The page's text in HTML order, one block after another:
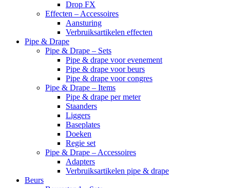
Drop FX
Effecten – Accessoires
Aansturing
Verbruiksartikelen effecten
Pipe & Drape
Pipe & Drape – Sets
Pipe & drape voor evenement
Pipe & drape voor beurs
Pipe & drape voor congres
Pipe & Drape – Items
Pipe & drape per meter
Staanders
Liggers
Baseplates
Doeken
Regie set
Pipe & Drape – Accessoires
Adapters
Verbruiksartikelen pipe & drape
Beurs